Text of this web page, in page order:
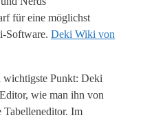
für eine möglichst
Software. Deki Wiki von
wichtigste Punkt: Deki
wie man ihn von
Im